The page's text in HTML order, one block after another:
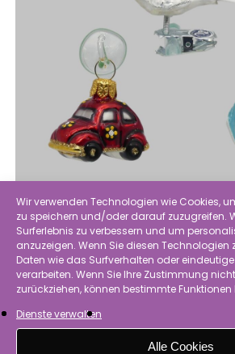
Wir verwenden Technologien wie Cookies,
zu speichern und/oder darauf zuzugreifen.
Surferlebnis zu verbessern und um
anzuzeigen. Wenn Sie diesen Technologien
Daten wie das Surfverhalten oder
verarbeiten. Wenn Sie Ihre Zustimmung
zurückziehen, können bestimmte
Dienste verwalten
Alle Cookies
Herkunft